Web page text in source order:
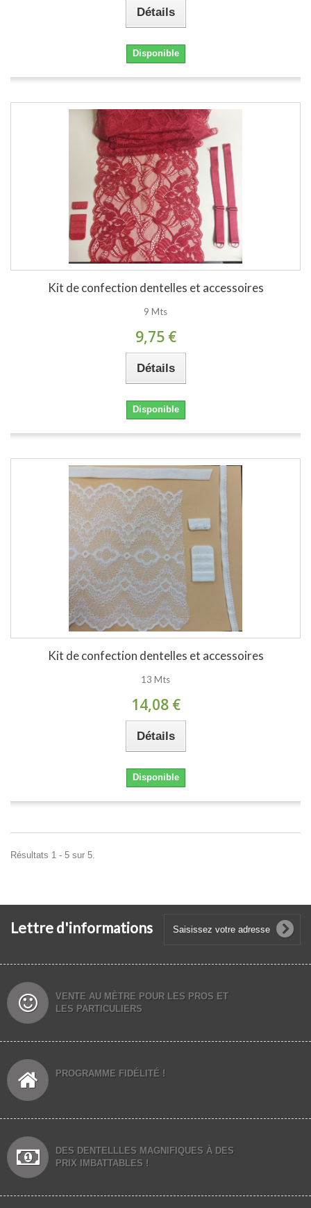
Détails
Disponible
Kit de confection dentelles et accessoires
9 Mts
9,75 €
Détails
Disponible
Kit de confection dentelles et accessoires
13 Mts
14,08 €
Détails
Disponible
Résultats 1 - 5 sur 5.
Lettre d'informations
VENTE AU MÈTRE POUR LES PROS ET
LES PARTICULIERS
PROGRAMME FIDÉLITÉ !
DES DENTELLLES MAGNIFIQUES À DES
PRIX IMBATTABLES !